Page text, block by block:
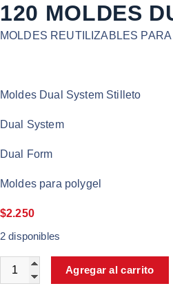
120 MOLDES
MOLDES REUTILIZABLES
Moldes Dual System Stilleto
Dual System
Dual Form
Moldes para polygel
$2.250
2 disponibles
Agregar al carrito